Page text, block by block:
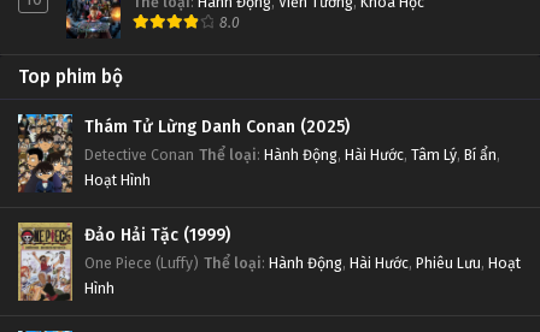
8.0
Top phim bộ
Thám Tử Lừng Danh Conan (2025)
Detective Conan Thể loại: Hành Động, Hài Hước, Tâm Lý, Bí ẩn,
Hoạt Hình
Đảo Hải Tặc (1999)
One Piece (Luffy) Thể loại: Hành Động, Hài Hước, Phiêu Lưu, Hoạt
Hình